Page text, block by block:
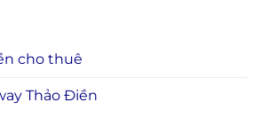
cho thuê
Thảo Điền